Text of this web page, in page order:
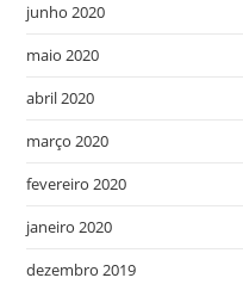
junho 2020
maio 2020
abril 2020
março 2020
fevereiro 2020
janeiro 2020
dezembro 2019